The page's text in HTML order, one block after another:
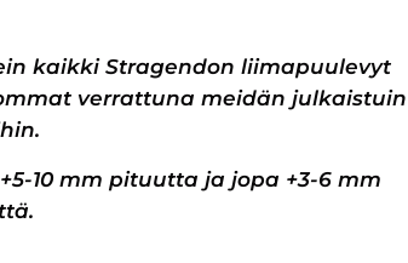
kaikki Stragendon liimapuulevyt
verrattuna meidän julkaistuin
10 mm pituutta ja jopa +3-6 mm